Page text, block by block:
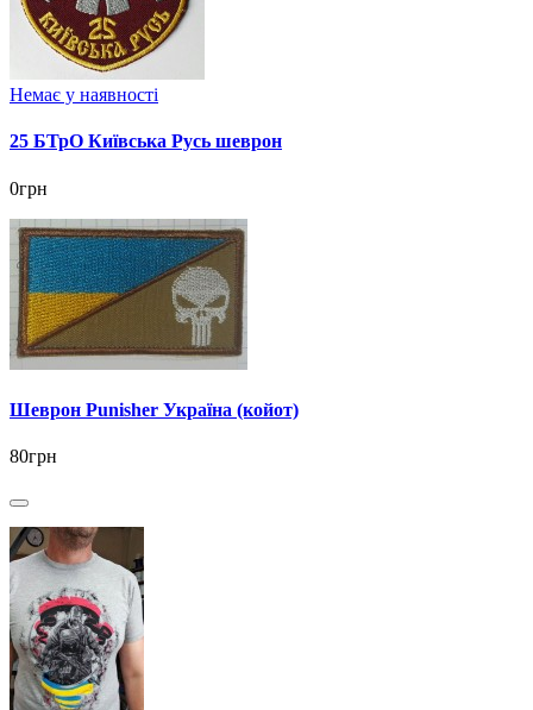
Немає у наявності
25 БТрО Київська Русь шеврон
0грн
Шеврон Punisher Україна (койот)
80грн